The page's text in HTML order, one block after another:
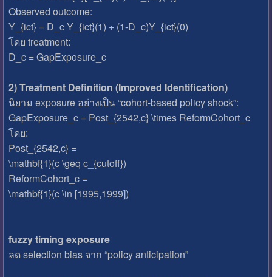
Observed outcome:
Y_{ict} = D_c Y_{ict}(1) + (1-D_c)Y_{ict}(0)
โดย treatment:
D_c = GapExposure_c
2) Treatment Definition (Improved Identification)
นิยาม exposure อย่างเป็น “cohort-based policy shock”:
GapExposure_c = Post_{2542,c} \times ReformCohort_c
โดย:
Post_{2542,c} =
\mathbf{1}(c \geq c_{cutoff})
ReformCohort_c =
\mathbf{1}(c \in [1995,1999])
fuzzy timing exposure
ลด selection bias จาก “policy anticipation”